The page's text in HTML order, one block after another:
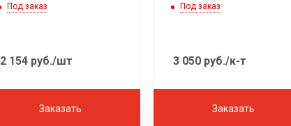
Под заказ
2 154 руб./шт
Заказать
Под заказ
3 050 руб./к-т
Заказать